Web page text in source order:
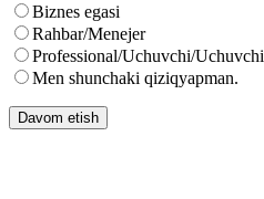
Biznes egasi
Rahbar/Menejer
Professional/Uchuvchi/Uchuvchi
Men shunchaki qiziqyapman.
Davom etish